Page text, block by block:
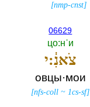
[nmp-cnst]
06629
цо:нˈи
צֹאנִ֔:י
овцы·мои
[nfs-coll ~1cs-sf]